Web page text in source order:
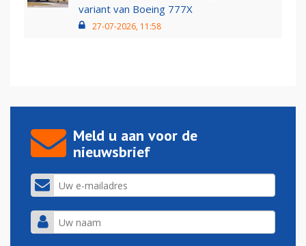
variant van Boeing 777X
27-07-2026, 11:58
Meld u aan voor de
nieuwsbrief